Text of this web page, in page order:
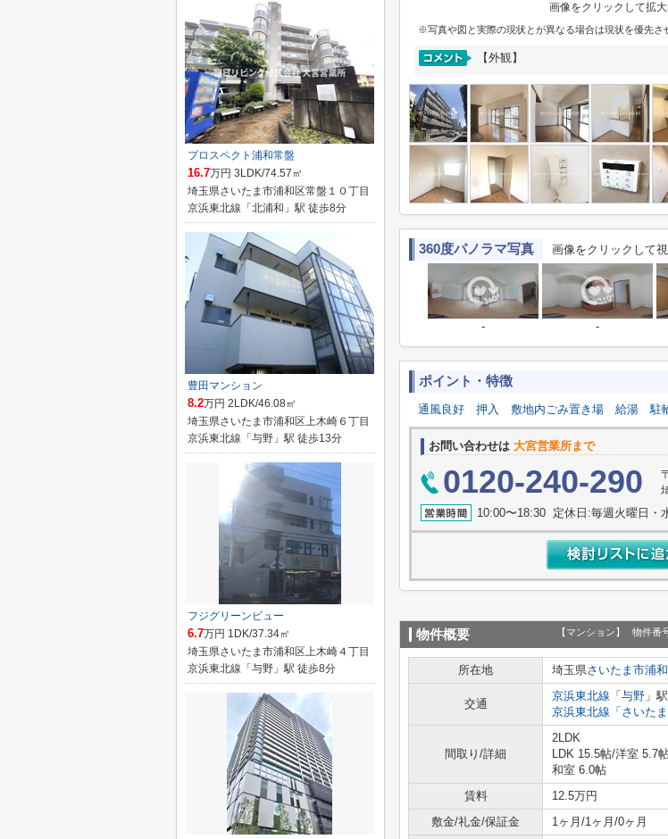
画像をクリックして拡
※写真や図と実際の現状とが異なる場合は現状を優先さ
【外観】
360度パノラマ写真 画像をクリックして
- -
ポイント・特徴
通風良好 押入 敷地内ごみ置き場 給湯 駐
お問い合わせは 大宮営業所まで
0120-240-290
10:00〜18:30 定休日:毎週火曜日・
物件概要 【マンション】 物件番
所在地 埼玉県さいたま市浦
交通
京浜東北線 「 与野 」
京浜東北線 「 さいた
間取り/詳細
2LDK
LDK 15.5帖/洋室 5.7
和室 6.0帖
賃料 12.5万円
敷金/礼金/保証金
1ヶ月/1ヶ月/0ヶ月
プロスペクト浦和常盤
16.7万円 3LDK/74.57㎡
埼玉県さいたま市浦和区常盤１０丁目
京浜東北線「北浦和」駅 徒歩8分
豊田マンション
8.2万円 2LDK/46.08㎡
埼玉県さいたま市浦和区上木崎６丁目
京浜東北線「与野」駅 徒歩13分
フジグリーンビュー
6.7万円 1DK/37.34㎡
埼玉県さいたま市浦和区上木崎４丁目
京浜東北線「与野」駅 徒歩8分